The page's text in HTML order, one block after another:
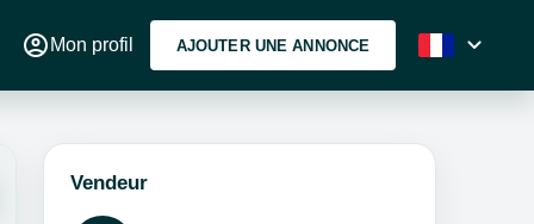
account_circle Mon profil AJOUTER UNE ANNONCE expand_more
Vendeur